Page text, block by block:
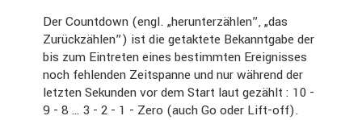
Der Count­down (engl. „herun­ter­zählen”, „das
Zurück­zählen”) ist die getak­tete Bekannt­gabe der
bis zum Eintreten eines bestimmten Ereig­nisses
noch fehlenden Zeitspanne und nur während der
letzten Sekunden vor dem Start laut gezählt : 10 -
9 - 8 … 3 - 2 - 1 - Zero (auch Go oder Lift-off).